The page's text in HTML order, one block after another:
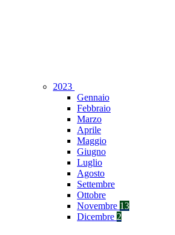
2023
Gennaio
Febbraio
Marzo
Aprile
Maggio
Giugno
Luglio
Agosto
Settembre
Ottobre
Novembre 13
Dicembre 2